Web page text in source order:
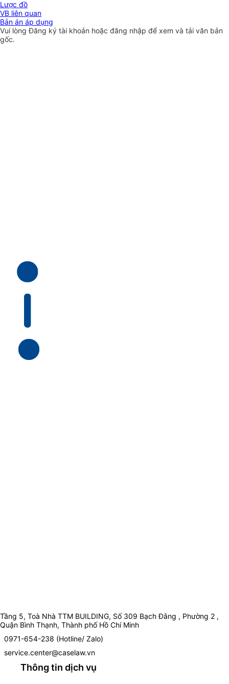
Lược đồ
VB liên quan
Bản án áp dụng
Vui lòngĐăng ký tài khoản hoặc đăng nhập để xem và tải văn bản
gốc.
Tầng 5, Toà Nhà TTM BUILDING, Số 309 Bạch Đằng , Phường 2 ,
Quận Bình Thạnh, Thành phố Hồ Chí Minh
0971-654-238 (Hotline/ Zalo)
service.center@caselaw.vn
Thông tin dịch vụ